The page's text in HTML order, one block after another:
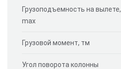
Грузоподъемность на вылете,
max
Грузовой момент, тм
Угол поворота колонны